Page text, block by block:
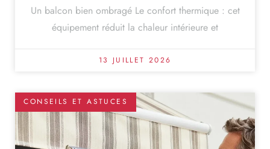
Un balcon bien ombragé Le confort thermique : cet
équipement réduit la chaleur intérieure et
13 JUILLET 2026
CONSEILS ET ASTUCES